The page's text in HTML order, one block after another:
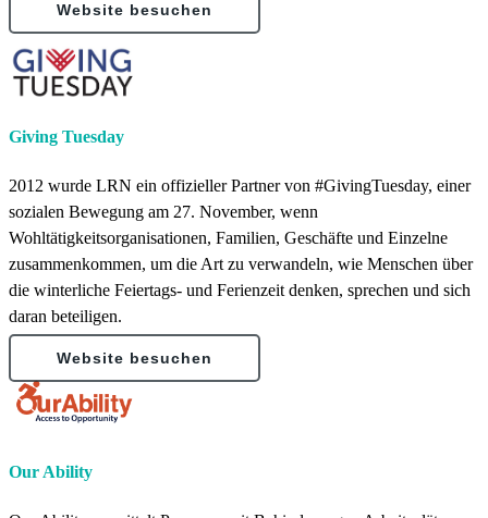
Website besuchen
Giving Tuesday
2012 wurde LRN ein offizieller Partner von #GivingTuesday, einer
sozialen Bewegung am 27. November, wenn
Wohltätigkeitsorganisationen, Familien, Geschäfte und Einzelne
zusammenkommen, um die Art zu verwandeln, wie Menschen über
die winterliche Feiertags- und Ferienzeit denken, sprechen und sich
daran beteiligen.
Website besuchen
Our Ability